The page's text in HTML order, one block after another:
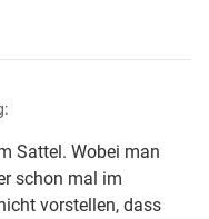
Sattel. Wobei man
schon mal im
vorstellen, dass